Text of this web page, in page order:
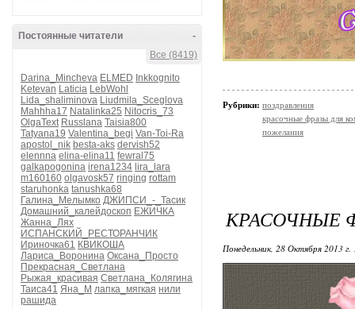
-
Постоянные читатели
Все (8419)
Darina_Mincheva ELMED Inkkognito
Ketevan Laticia LebWohl
Lida_shaliminova Liudmila_Sceglova
Mahhha17 Natalinka25 Nitocris_73
OlgaText Russlana Taisia800
Tatyana19 Valentina_begi Van-Toi-Ra
apostol_nik besta-aks dervish52
elennna elina-elina11 fewral75
galkapogonina irena1234 lira_lara
m160160 olgavosk57 ringing rottam
staruhonka tanushka68
Галина_Мелымко ДЖИПСИ_-_Тасик
Домашний_калейдоскоп ЕЖИЧКА
Жанна_Лях
ИСПАНСКИЙ_РЕСТОРАНЧИК
Ириночка61 КВИКОША
Лариса_Воронина Оксана_Просто
Прекрасная_Светлана
Рыжая_красивая Светлана_Колягина
Таиса41 Яна_М лапка_мягкая нили
рашида
Рубрики: поздравления
красочные фразы для
пожелания
КРАСОЧНЫЕ
Понедельник, 28 Октября 2013